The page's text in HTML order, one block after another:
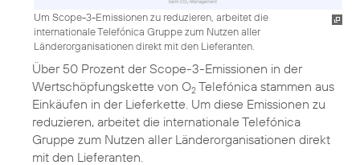
Um Scope-3-Emissionen zu reduzieren, arbeitet die
internationale Telefónica Gruppe zum Nutzen aller
Länderorganisationen direkt mit den Lieferanten.
Über 50 Prozent der Scope-3-Emissionen in der
Wertschöpfungskette von O2 Telefónica stammen aus
Einkäufen in der Lieferkette. Um diese Emissionen zu
reduzieren, arbeitet die internationale Telefónica
Gruppe zum Nutzen aller Länderorganisationen direkt